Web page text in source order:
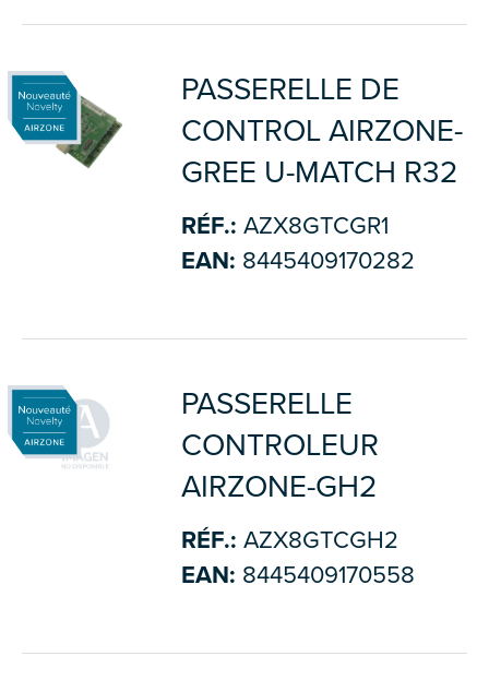
PASSERELLE DE
CONTROL AIRZONE-
GREE U-MATCH R32
RÉF.: AZX8GTCGR1
EAN: 8445409170282
PASSERELLE
CONTROLEUR
AIRZONE-GH2
RÉF.: AZX8GTCGH2
EAN: 8445409170558